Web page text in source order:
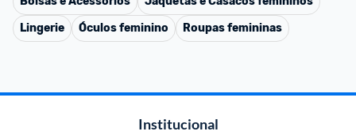
Lingerie
Óculos feminino Roupas femininas
Institucional